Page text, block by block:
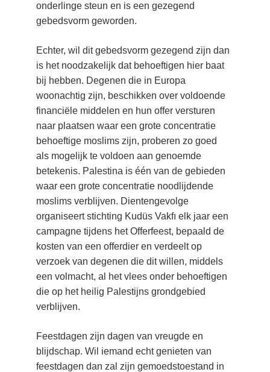
onderlinge steun en is een gezegend
gebedsvorm geworden.
Echter, wil dit gebedsvorm gezegend zijn dan
is het noodzakelijk dat behoeftigen hier baat
bij hebben. Degenen die in Europa
woonachtig zijn, beschikken over voldoende
financiële middelen en hun offer versturen
naar plaatsen waar een grote concentratie
behoeftige moslims zijn, proberen zo goed
als mogelijk te voldoen aan genoemde
betekenis. Palestina is één van de gebieden
waar een grote concentratie noodlijdende
moslims verblijven. Dientengevolge
organiseert stichting Kudüs Vakfı elk jaar een
campagne tijdens het Offerfeest, bepaald de
kosten van een offerdier en verdeelt op
verzoek van degenen die dit willen, middels
een volmacht, al het vlees onder behoeftigen
die op het heilig Palestijns grondgebied
verblijven.
Feestdagen zijn dagen van vreugde en
blijdschap. Wil iemand echt genieten van
feestdagen dan zal zijn gemoedstoestand in